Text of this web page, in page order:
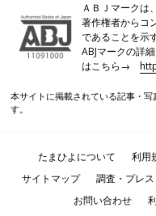
ＡＢＪマークは
著作権者からコ
であることを示
ABJマークの詳
はこちら→
本サイトに掲載されている記事・
す。
たまひよについて 利用
サイトマップ
調査・プレ
お問い合わせ